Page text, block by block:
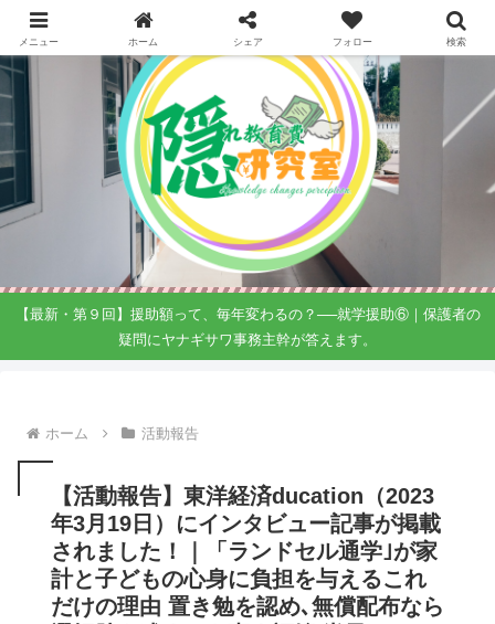
【最新・第９回】援助額って、毎年変わるの？──就学援助⑥｜保護者の
疑問にヤナギサワ事務主幹が答えます。
ホーム 活動報告
【活動報告】東洋経済ducation（2023
年3月19日）にインタビュー記事が掲載
されました！｜「ランドセル通学｣が家
計と子どもの心身に負担を与えるこれ
だけの理由 置き勉を認め､無償配布なら
メニュー ホーム シェア フォロー 検索